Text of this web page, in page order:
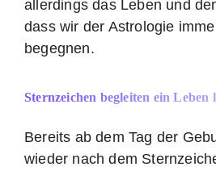
allerdings das Leben und
dass wir der Astrologie
begegnen.
Sternzeichen begleiten ein Leben
Bereits ab dem Tag der
wieder nach dem